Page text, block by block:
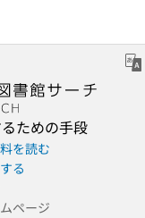
ための手段
を読む
る
ページ